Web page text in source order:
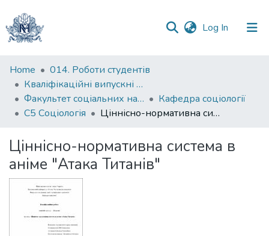
Log In (current)
Communities
&
Collections
All of DSpace
Statistics
Home
014. Роботи студентів
Кваліфікаційні випускні роботи здобувачів вищої освіти бакалаврських програм
Факультет соціальних наук і соціальних технологій
Кафедра соціології
С5 Соціологія
Ціннісно-нормативна система в аніме "Атака Титанів"
Ціннісно-нормативна система в
аніме "Атака Титанів"